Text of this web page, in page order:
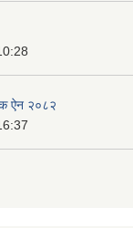
ऐन २०८२